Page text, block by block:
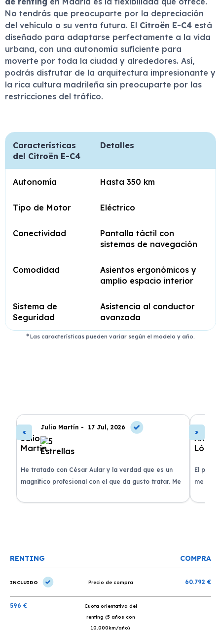
No tendrás que preocuparte por la depreciación
del vehículo o su venta futura. El Citroën E-C4 está
diseñado para adaptarse perfectamente a la vida
urbana, con una autonomía suficiente para
moverte por toda la ciudad y alrededores. Así,
podrás disfrutar de la arquitectura impresionante y
la rica cultura madrileña sin preocuparte por las
restricciones del tráfico.
Características
del Citroën E-C4
Detalles
Autonomía Hasta 350 km
Tipo de Motor Eléctrico
Conectividad
Pantalla táctil con
sistemas de navegación
Comodidad
Asientos ergonómicos y
amplio espacio interior
Sistema de
Seguridad
Asistencia al conductor
avanzada
Las características pueden variar según el modelo y año.
Julio Martín - 17 Jul, 2026
He tratado con César Aular y la verdad que es un
magnífico profesional con el que da gusto tratar. Me
recomiendo un montón, muchas gracias!
El
me
plazo
RENTING COMPRA
INCLUIDO Precio de compra 60.792 €
596 €
Cuota orientativa del
renting (5 años con
10.000km/año)